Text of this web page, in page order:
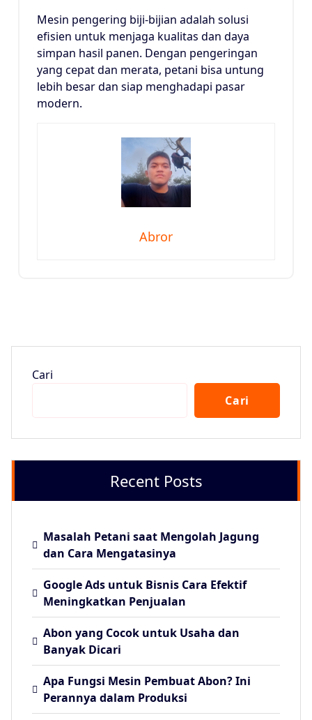
Mesin pengering biji-bijian adalah solusi
efisien untuk menjaga kualitas dan daya
simpan hasil panen. Dengan pengeringan
yang cepat dan merata, petani bisa untung
lebih besar dan siap menghadapi pasar
modern.
Abror
Cari
Cari
Recent Posts
Masalah Petani saat Mengolah Jagung
dan Cara Mengatasinya
Google Ads untuk Bisnis Cara Efektif
Meningkatkan Penjualan
Abon yang Cocok untuk Usaha dan
Banyak Dicari
Apa Fungsi Mesin Pembuat Abon? Ini
Perannya dalam Produksi